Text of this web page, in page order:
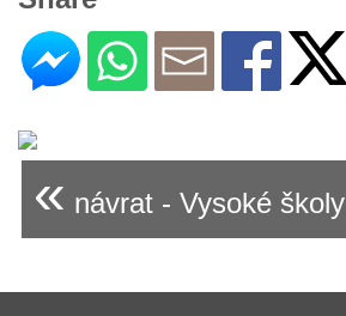
« návrat - Vysoké školy